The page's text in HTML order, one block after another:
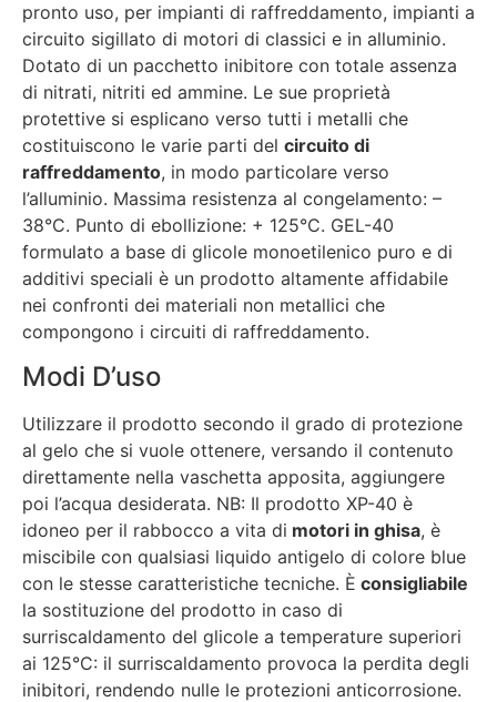
pronto uso, per impianti di raffreddamento, impianti a
circuito sigillato di motori di classici e in alluminio.
Dotato di un pacchetto inibitore con totale assenza
di nitrati, nitriti ed ammine. Le sue proprietà
protettive si esplicano verso tutti i metalli che
costituiscono le varie parti del circuito di
raffreddamento, in modo particolare verso
l’alluminio. Massima resistenza al congelamento: –
38°C. Punto di ebollizione: + 125°C. GEL-40
formulato a base di glicole monoetilenico puro e di
additivi speciali è un prodotto altamente affidabile
nei confronti dei materiali non metallici che
compongono i circuiti di raffreddamento.
Modi D’uso
Utilizzare il prodotto secondo il grado di protezione
al gelo che si vuole ottenere, versando il contenuto
direttamente nella vaschetta apposita, aggiungere
poi l’acqua desiderata. NB: Il prodotto XP-40 è
idoneo per il rabbocco a vita di motori in ghisa, è
miscibile con qualsiasi liquido antigelo di colore blue
con le stesse caratteristiche tecniche. È consigliabile
la sostituzione del prodotto in caso di
surriscaldamento del glicole a temperature superiori
ai 125°C: il surriscaldamento provoca la perdita degli
inibitori, rendendo nulle le protezioni anticorrosione.